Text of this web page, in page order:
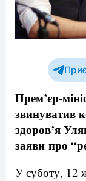
Прем’єр-
звинуватив
здоров’я
заяви про
У суботу, 12